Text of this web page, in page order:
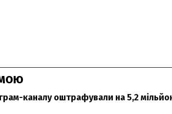
каналу оштрафували на 5,2